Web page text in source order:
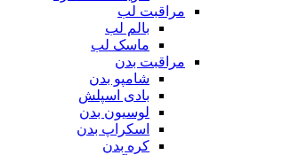
مراقبت لب
بالم لب
ماسک لب
مراقبت بدن
شامپو بدن
بادی اسپلش
لوسیون بدن
اسکراپ بدن
کره بدن